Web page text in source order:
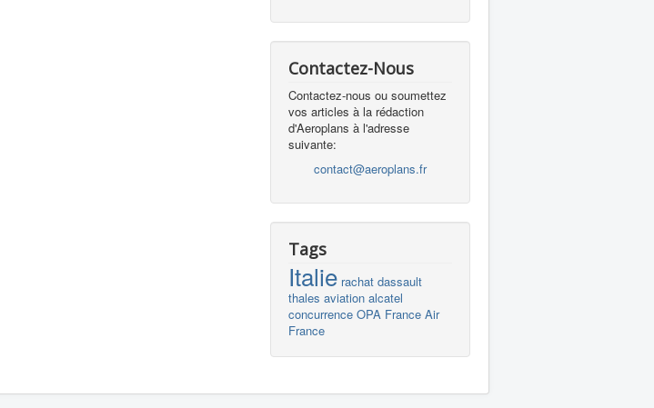
Contactez-Nous
Contactez-nous ou soumettez
vos articles à la rédaction
d'Aeroplans à l'adresse
suivante:
contact@aeroplans.fr
Tags
Italie rachat dassault
thales aviation alcatel
concurrence OPA France Air
France